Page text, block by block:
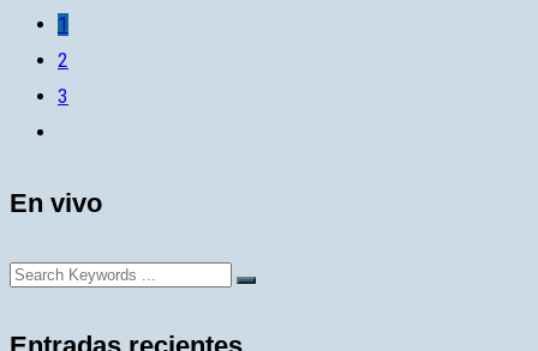
1
2
3
En vivo
Entradas recientes